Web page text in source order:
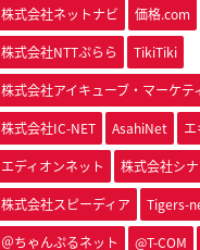
株式会社ネットナビ 価格.com
株式会社NTTぷらら TikiTiki
株式会社アイキューブ・マーケテ
株式会社IC-NET AsahiNet
エディオンネット 株式会社シ
株式会社スピーディア Tigers-
＠ちゃんぷるネット @T-COM